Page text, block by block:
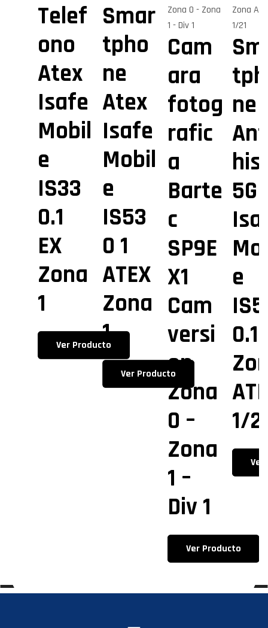
Telef
ono
Atex
Isafe
Mobil
e
IS33
0.1
EX
Zona
1
Ver Producto
Smar
tpho
ne
Atex
Isafe
Mobil
e
IS53
0 1
ATEX
Zona
1
Ver Producto
Cam
ara
fotog
rafic
a
Barte
c
SP9E
X1
Cam
versi
on
Zona
0 –
Zona
1 –
Div 1
Ver Producto
ne
5G
e
0.1
1/
Ver